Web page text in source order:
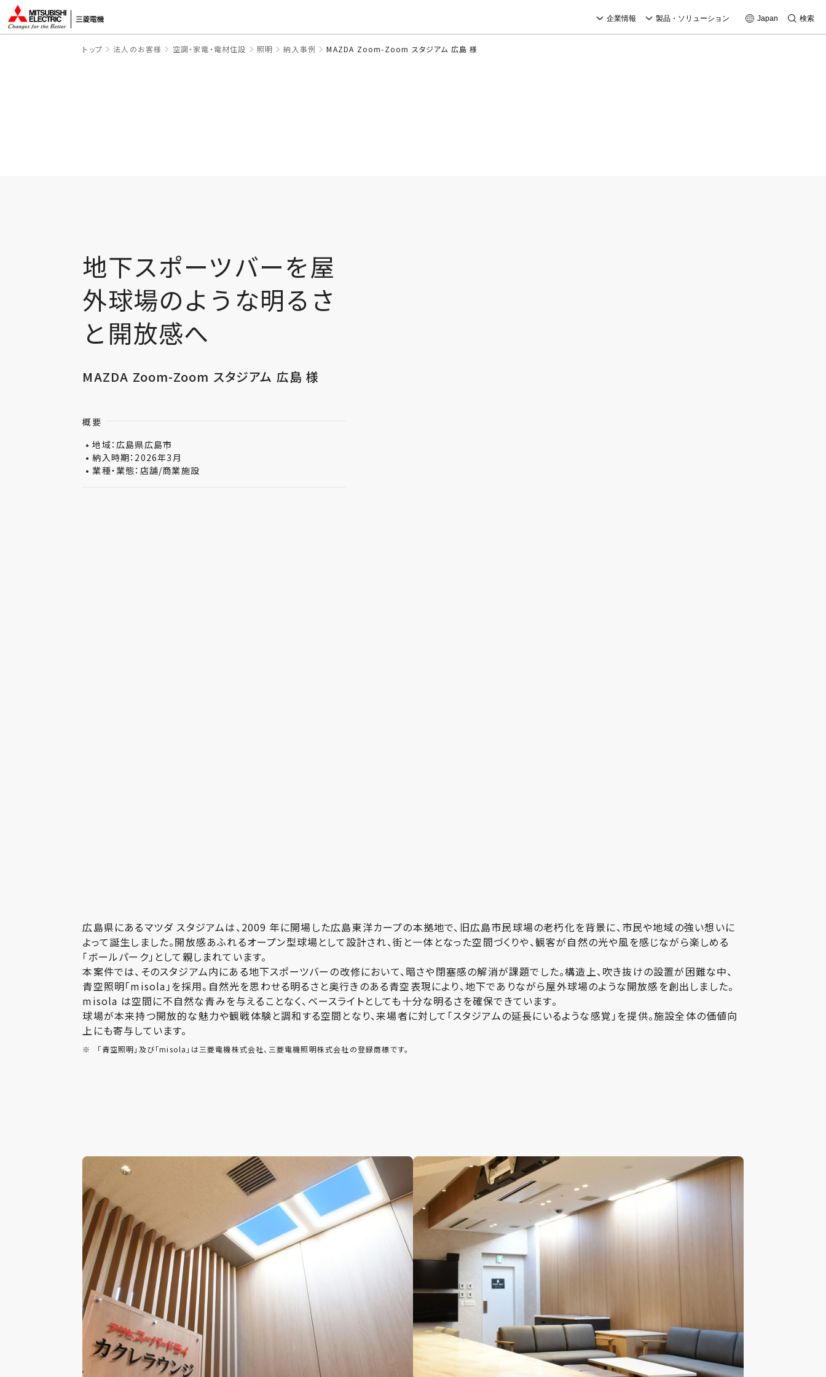
企業情報 製品・ソリューション Japan 検索
トップ 法人のお客様 空調・家電・電材住設 照明 納入事例 MAZDA Zoom-Zoom スタジアム 広島 様
地下スポーツバーを屋
外球場のような明るさ
と開放感へ
MAZDA Zoom-Zoom スタジアム 広島 様
概要
地域：広島県広島市
納入時期：2026年3月
業種・業態：店舗/商業施設
広島県にあるマツダ スタジアムは、2009 年に開場した広島東洋カープの本拠地で、旧広島市民球場の老朽化を背景に、市民や地域の強い想いに
よって誕生しました。開放感あふれるオープン型球場として設計され、街と一体となった空間づくりや、観客が自然の光や風を感じながら楽しめる
「ボールパーク」として親しまれています。
本案件では、そのスタジアム内にある地下スポーツバーの改修において、暗さや閉塞感の解消が課題でした。構造上、吹き抜けの設置が困難な中、
青空照明「misola」を採用。自然光を思わせる明るさと奥行きのある青空表現により、地下でありながら屋外球場のような開放感を創出しました。
misola は空間に不自然な青みを与えることなく、ベースライトとしても十分な明るさを確保できています。
球場が本来持つ開放的な魅力や観戦体験と調和する空間となり、来場者に対して「スタジアムの延長にいるような感覚」を提供。施設全体の価値向
上にも寄与しています。
※ 「青空照明」及び「misola」は三菱電機株式会社、三菱電機照明株式会社の登録商標です。